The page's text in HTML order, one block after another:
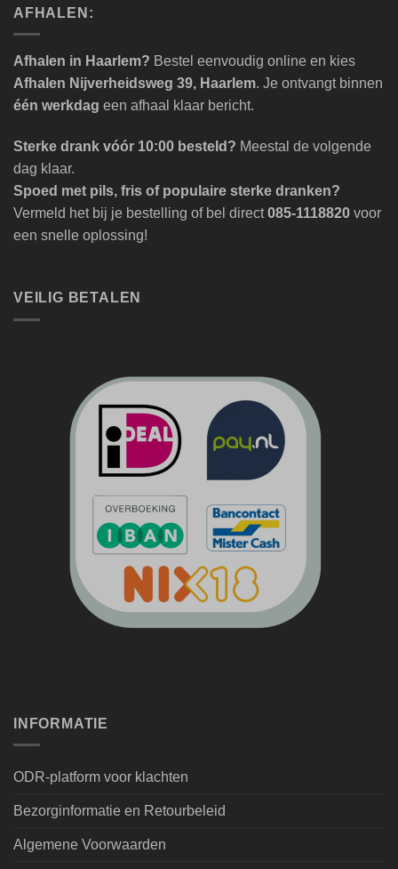
AFHALEN:
Afhalen in Haarlem? Bestel eenvoudig online en kies
Afhalen Nijverheidsweg 39, Haarlem. Je ontvangt binnen
één werkdag een afhaal klaar bericht.
Sterke drank vóór 10:00 besteld? Meestal de volgende
dag klaar.
Spoed met pils, fris of populaire sterke dranken?
Vermeld het bij je bestelling of bel direct085-1118820 voor
een snelle oplossing!
VEILIG BETALEN
INFORMATIE
ODR-platform voor klachten
Bezorginformatie en Retourbeleid
Algemene Voorwaarden